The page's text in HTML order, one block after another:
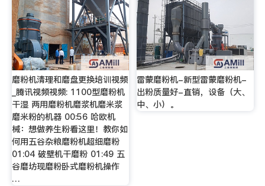
磨粉机清理和磨盘更换培训视频
_腾讯视频视频: 1100型磨粉机
干湿 两用磨粉机磨浆机磨米浆
磨米粉的机器 00:56 哈欧机
械：想做养生粉看这里！教你如
何用五谷杂粮磨粉机超细磨粉
01:04 破壁机干磨粉 01:49 五
谷磨坊现磨粉卧式磨粉机操作
…
雷蒙磨粉机-新型雷蒙磨粉机-
出粉质量好-直销，设备（大、
中、小）。